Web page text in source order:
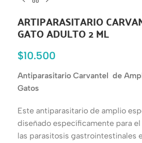
ARTIPARASITARIO
GATO ADULTO 2 ML
$10.500
Antiparasitario Carvantel de
Gatos
Este antiparasitario de amplio
diseñado específicamente para
las parasitosis gastrointestinales